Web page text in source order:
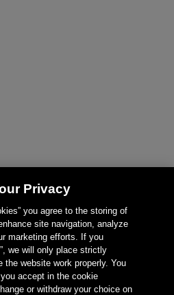
Privacy
you agree to the storing of
site navigation, analyze
marketing efforts. If you
we will only place strictly
website work properly. You
accept in the cookie
or withdraw your choice on